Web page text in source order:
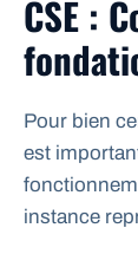
CSE :
Pour bien
est
instance